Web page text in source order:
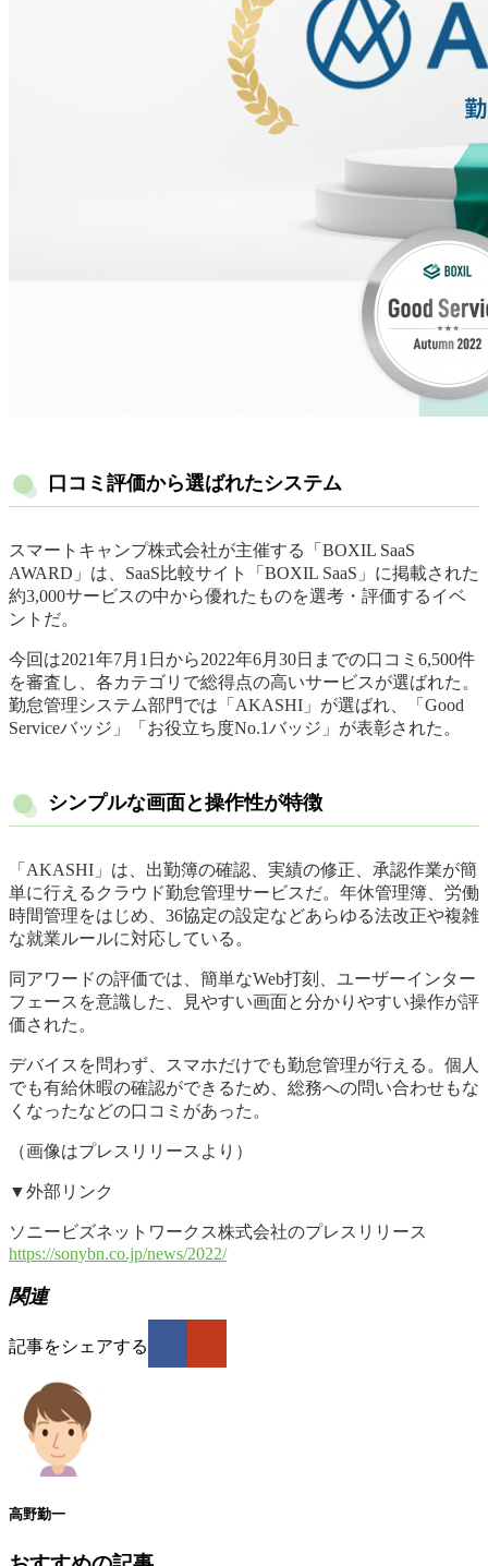
口コミ評価から選ばれたシステム
スマートキャンプ株式会社が主催する「BOXIL SaaS
AWARD」は、SaaS比較サイト「BOXIL SaaS」に掲載された
約3,000サービスの中から優れたものを選考・評価するイベ
ントだ。
今回は2021年7月1日から2022年6月30日までの口コミ6,500件
を審査し、各カテゴリで総得点の高いサービスが選ばれた。
勤怠管理システム部門では「AKASHI」が選ばれ、「Good
Serviceバッジ」「お役立ち度No.1バッジ」が表彰された。
シンプルな画面と操作性が特徴
「AKASHI」は、出勤簿の確認、実績の修正、承認作業が簡
単に行えるクラウド勤怠管理サービスだ。年休管理簿、労働
時間管理をはじめ、36協定の設定などあらゆる法改正や複雑
な就業ルールに対応している。
同アワードの評価では、簡単なWeb打刻、ユーザーインター
フェースを意識した、見やすい画面と分かりやすい操作が評
価された。
デバイスを問わず、スマホだけでも勤怠管理が行える。個人
でも有給休暇の確認ができるため、総務への問い合わせもな
くなったなどの口コミがあった。
（画像はプレスリリースより）
▼外部リンク
ソニービズネットワークス株式会社のプレスリリース
https://sonybn.co.jp/news/2022/
関連
記事をシェアする
高野勤一